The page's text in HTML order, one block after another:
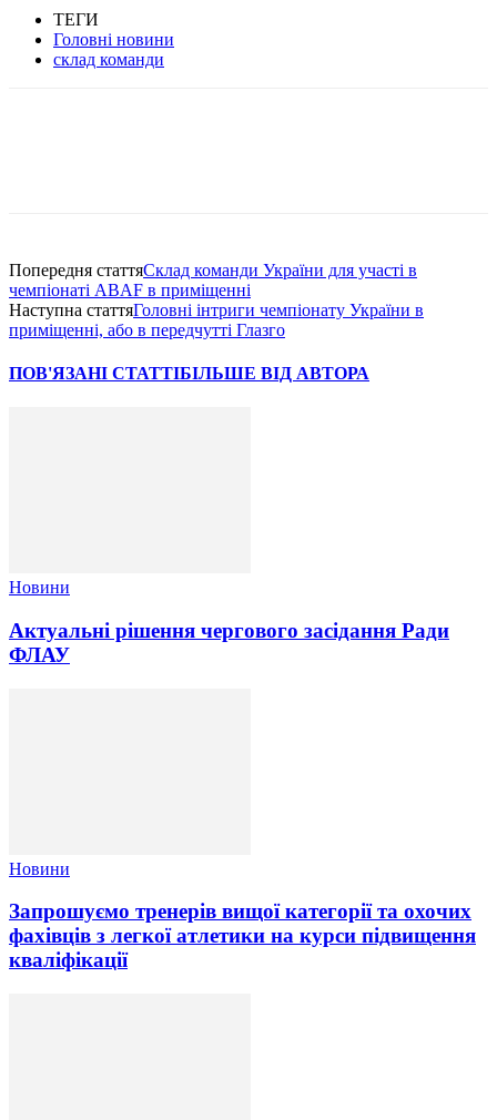
ТЕГИ
Головні новини
склад команди
Попередня статтяСклад команди України для участі в
чемпіонаті ABAF в приміщенні
Наступна статтяГоловні інтриги чемпіонату України в
приміщенні, або в передчутті Глазго
ПОВ'ЯЗАНІ СТАТТІБІЛЬШЕ ВІД АВТОРА
Новини
Актуальні рішення чергового засідання Ради
ФЛАУ
Новини
Запрошуємо тренерів вищої категорії та охочих
фахівців з легкої атлетики на курси підвищення
кваліфікації